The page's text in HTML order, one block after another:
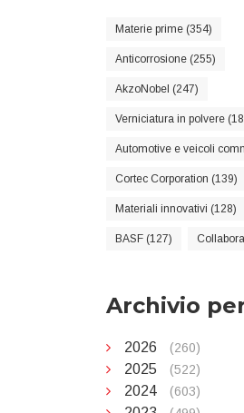
Materie prime (354)
Anticorrosione (255)
AkzoNobel (247)
Verniciatura in polvere
Automotive e veicoli
Cortec Corporation (139)
Materiali innovativi (128)
BASF (127)
Archivio
2026 (260)
2025 (522)
2024 (603)